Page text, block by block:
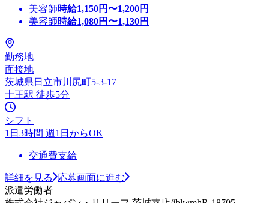
美容師時給1,150円〜1,200円
美容師時給1,080円〜1,130円
勤務地
面接地
茨城県日立市川尻町5-3-17
十王駅 徒歩5分
シフト
1日3時間 週1日からOK
交通費支給
詳細を見る
応募画面に進む
派遣労働者